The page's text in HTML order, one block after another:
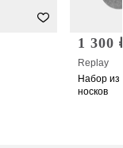
1 300
Replay
Набор из
носков